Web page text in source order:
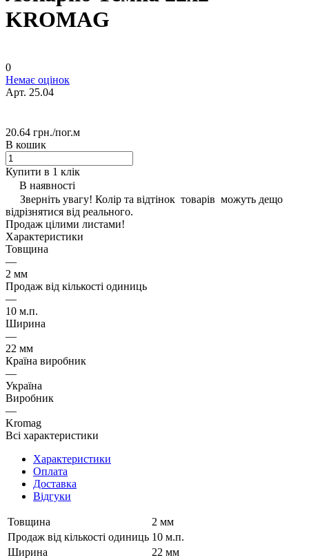
KROMAG
0
Немає оцінок
Арт. 25.04
20.64 грн./пог.м
В кошик
Купити в 1 клік
В наявності
Зверніть увагу! Колір та відтінок товарів можуть дещо
відрізнятися від реального.
Продаж цілими листами!
Характеристики
Товщина
—
2 мм
Продаж від кількості одиниць
—
10 м.п.
Ширина
—
22 мм
Країна виробник
—
Україна
Виробник
—
Kromag
Всі характеристики
Характеристики
Оплата
Доставка
Відгуки
Товщина
2 мм
Продаж від кількості одиниць 10 м.п.
Ширина
22 мм